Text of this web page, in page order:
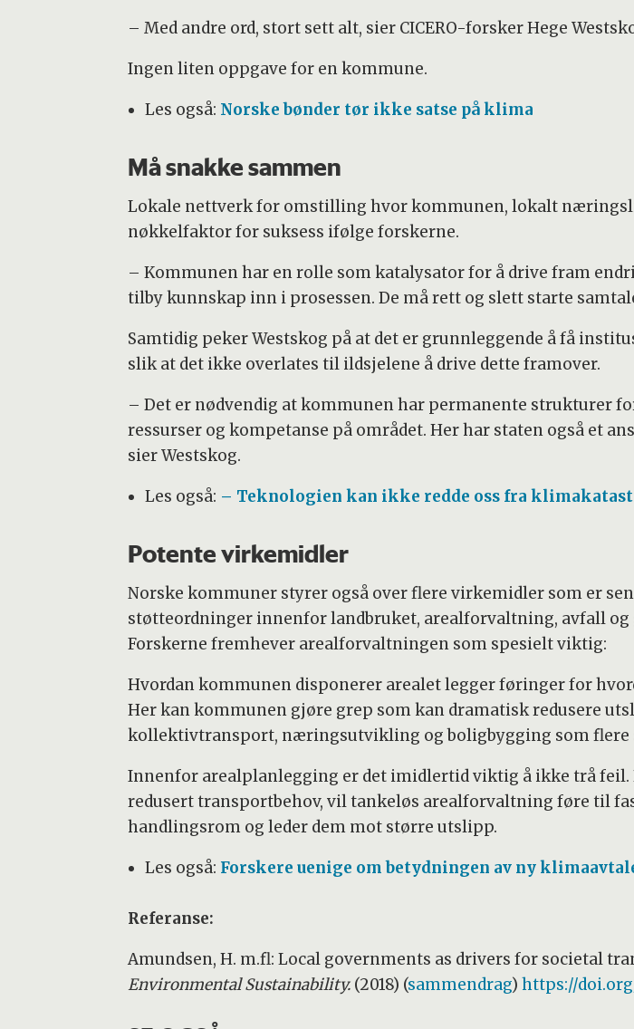
– Med andre ord, stort sett alt, sier CICERO-forsker Hege
Ingen liten oppgave for en kommune.
Les også: Norske bønder tør ikke satse på klima
Må snakke sammen
Lokale nettverk for omstilling hvor kommunen, lokalt
nøkkelfaktor for suksess ifølge forskerne.
– Kommunen har en rolle som katalysator for å drive fram
tilby kunnskap inn i prosessen. De må rett og slett starte
Samtidig peker Westskog på at det er grunnleggende å få
slik at det ikke overlates til ildsjelene å drive dette framover.
– Det er nødvendig at kommunen har permanente strukturer
ressurser og kompetanse på området. Her har staten også et
sier Westskog.
Les også: – Teknologien kan ikke redde oss fra
Potente virkemidler
Norske kommuner styrer også over flere virkemidler som er
støtteordninger innenfor landbruket, arealforvaltning, avfall
Forskerne fremhever arealforvaltningen som spesielt viktig:
Hvordan kommunen disponerer arealet legger føringer for
Her kan kommunen gjøre grep som kan dramatisk redusere
kollektivtransport, næringsutvikling og boligbygging som flere
Innenfor arealplanlegging er det imidlertid viktig å ikke trå
redusert transportbehov, vil tankeløs arealforvaltning føre til
handlingsrom og leder dem mot større utslipp.
Les også: Forskere uenige om betydningen av ny
Referanse:
Amundsen, H. m.fl: Local governments as drivers for societal
Environmental Sustainability. (2018) (sammendrag) https://doi.org/